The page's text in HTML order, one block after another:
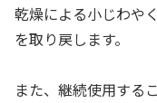
乾燥による小じわや
を取り戻します。
また、継続使用する